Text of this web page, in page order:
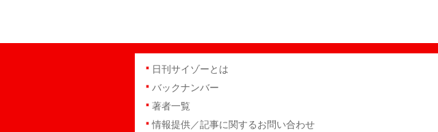
日刊サイゾーとは
バックナンバー
著者一覧
情報提供／記事に関するお問い合わせ